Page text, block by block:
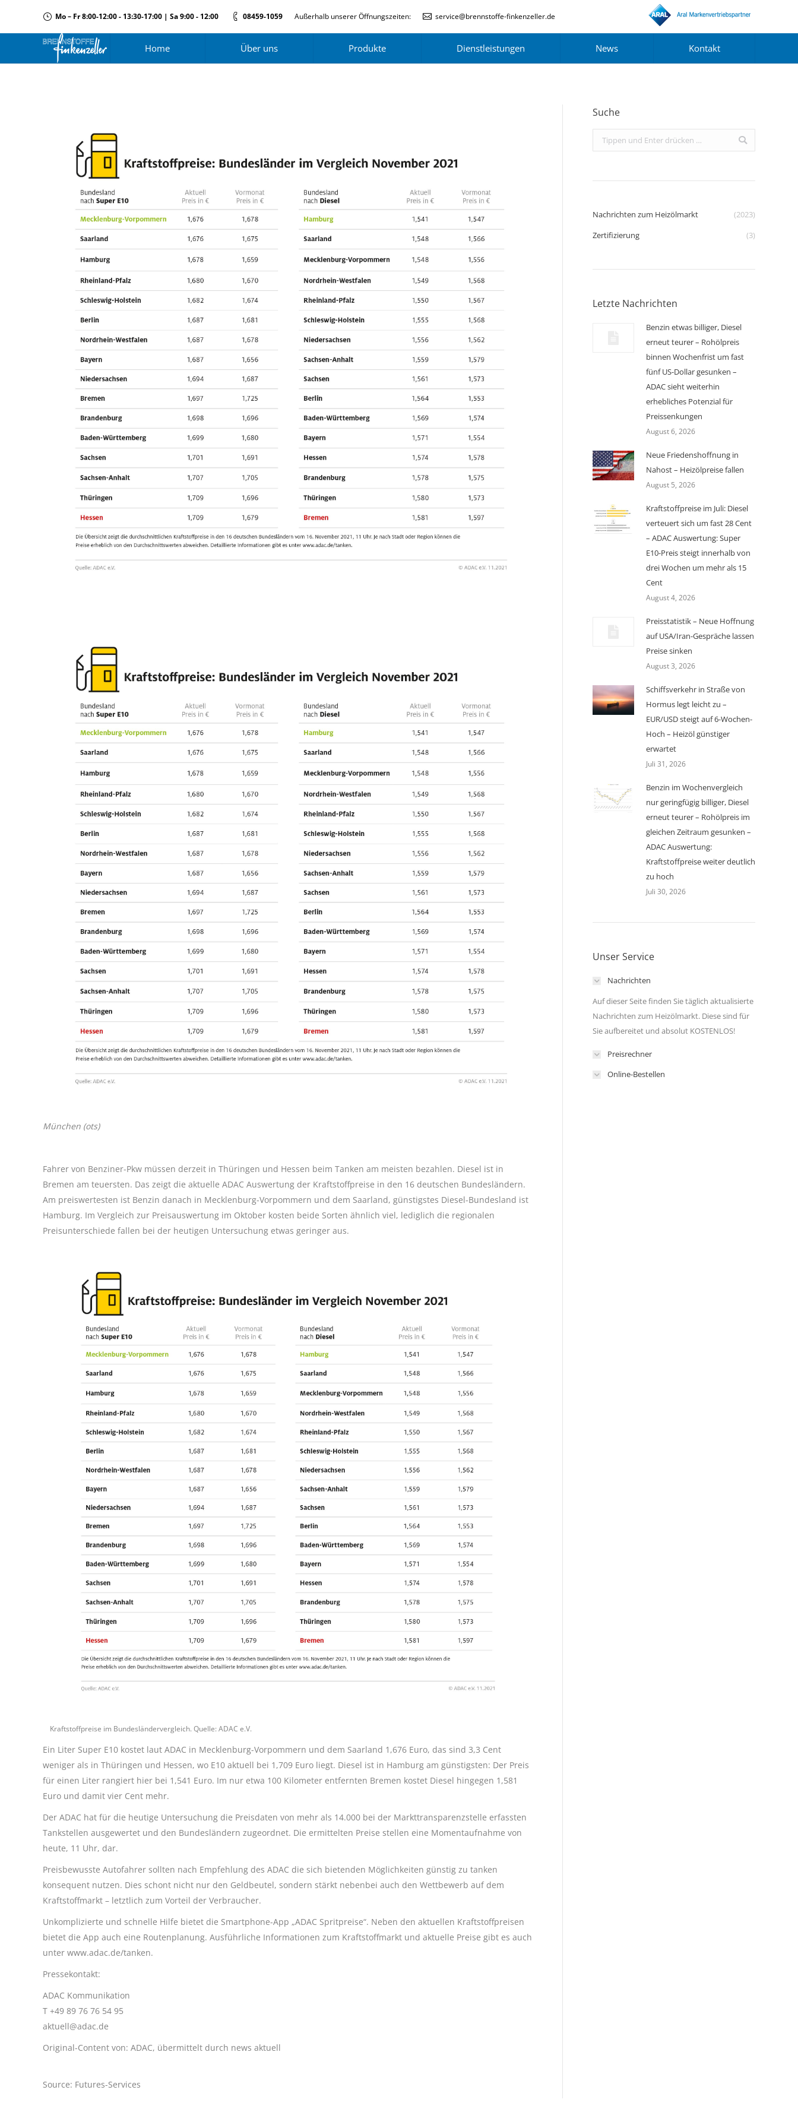
Mo – Fr 8:00-12:00 - 13:30-17:00 | Sa 9:00 - 12:00 08459-1059 Außerhalb unserer Öffnungszeiten: service@brennstoffe-finkenzeller.de
Home Über uns Produkte Dienstleistungen News Kontakt
München (ots)
Fahrer von Benziner-Pkw müssen derzeit in Thüringen und Hessen beim Tanken am meisten bezahlen. Diesel ist in
Bremen am teuersten. Das zeigt die aktuelle ADAC Auswertung der Kraftstoffpreise in den 16 deutschen Bundesländern.
Am preiswertesten ist Benzin danach in Mecklenburg-Vorpommern und dem Saarland, günstigstes Diesel-Bundesland ist
Hamburg. Im Vergleich zur Preisauswertung im Oktober kosten beide Sorten ähnlich viel, lediglich die regionalen
Preisunterschiede fallen bei der heutigen Untersuchung etwas geringer aus.
Kraftstoffpreise im Bundesländervergleich. Quelle: ADAC e.V.
Ein Liter Super E10 kostet laut ADAC in Mecklenburg-Vorpommern und dem Saarland 1,676 Euro, das sind 3,3 Cent
weniger als in Thüringen und Hessen, wo E10 aktuell bei 1,709 Euro liegt. Diesel ist in Hamburg am günstigsten: Der Preis
für einen Liter rangiert hier bei 1,541 Euro. Im nur etwa 100 Kilometer entfernten Bremen kostet Diesel hingegen 1,581
Euro und damit vier Cent mehr.
Der ADAC hat für die heutige Untersuchung die Preisdaten von mehr als 14.000 bei der Markttransparenzstelle erfassten
Tankstellen ausgewertet und den Bundesländern zugeordnet. Die ermittelten Preise stellen eine Momentaufnahme von
heute, 11 Uhr, dar.
Preisbewusste Autofahrer sollten nach Empfehlung des ADAC die sich bietenden Möglichkeiten günstig zu tanken
konsequent nutzen. Dies schont nicht nur den Geldbeutel, sondern stärkt nebenbei auch den Wettbewerb auf dem
Kraftstoffmarkt – letztlich zum Vorteil der Verbraucher.
Unkomplizierte und schnelle Hilfe bietet die Smartphone-App „ADAC Spritpreise“. Neben den aktuellen Kraftstoffpreisen
bietet die App auch eine Routenplanung. Ausführliche Informationen zum Kraftstoffmarkt und aktuelle Preise gibt es auch
unter www.adac.de/tanken.
Pressekontakt:
ADAC Kommunikation
T +49 89 76 76 54 95
aktuell@adac.de
Original-Content von: ADAC, übermittelt durch news aktuell
Source: Futures-Services
Suche
Search:
Nachrichten zum Heizölmarkt
(2023)
Zertifizierung
(3)
Letzte Nachrichten
Benzin etwas billiger, Diesel
erneut teurer – Rohölpreis
binnen Wochenfrist um fast
fünf US-Dollar gesunken –
ADAC sieht weiterhin
erhebliches Potenzial für
Preissenkungen
August 6, 2026
Neue Friedenshoffnung in
Nahost – Heizölpreise fallen
August 5, 2026
Kraftstoffpreise im Juli: Diesel
verteuert sich um fast 28 Cent
– ADAC Auswertung: Super
E10-Preis steigt innerhalb von
drei Wochen um mehr als 15
Cent
August 4, 2026
Preisstatistik – Neue Hoffnung
auf USA/Iran-Gespräche lassen
Preise sinken
August 3, 2026
Schiffsverkehr in Straße von
Hormus legt leicht zu –
EUR/USD steigt auf 6-Wochen-
Hoch – Heizöl günstiger
erwartet
Juli 31, 2026
Benzin im Wochenvergleich
nur geringfügig billiger, Diesel
erneut teurer – Rohölpreis im
gleichen Zeitraum gesunken –
ADAC Auswertung:
Kraftstoffpreise weiter deutlich
zu hoch
Juli 30, 2026
Unser Service
Nachrichten
Auf dieser Seite finden Sie täglich aktualisierte
Nachrichten zum Heizölmarkt. Diese sind für
Sie aufbereitet und absolut KOSTENLOS!
Preisrechner
Online-Bestellen